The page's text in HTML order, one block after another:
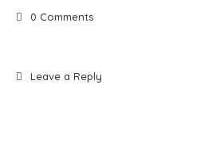
0 Comments
Leave a Reply